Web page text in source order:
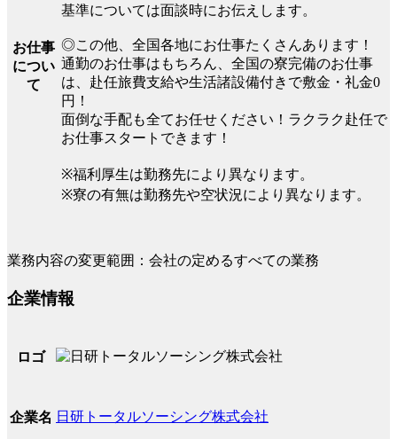
お仕事
につい
て
基準については面談時にお伝えします。
◎この他、全国各地にお仕事たくさんあります！
通勤のお仕事はもちろん、全国の寮完備のお仕事
は、赴任旅費支給や生活諸設備付きで敷金・礼金0
円！
面倒な手配も全てお任せください！ラクラク赴任で
お仕事スタートできます！
※福利厚生は勤務先により異なります。
※寮の有無は勤務先や空状況により異なります。
業務内容の変更範囲：会社の定めるすべての業務
企業情報
ロゴ
企業名 日研トータルソーシング株式会社